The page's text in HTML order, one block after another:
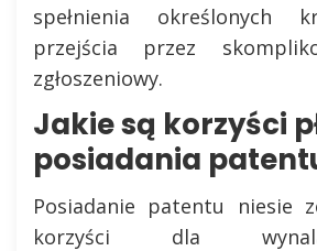
spełnienia określonych
przejścia przez
zgłoszeniowy.
Jakie są korzyści
posiadania
Posiadanie patentu niesie
korzyści dla